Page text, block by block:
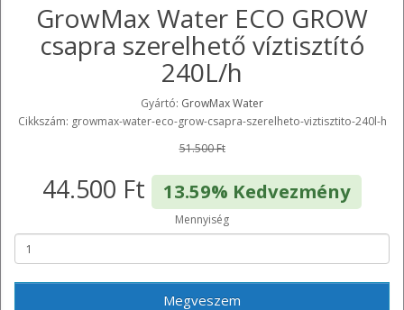
GrowMax Water ECO GROW
csapra szerelhető víztisztító
240L/h
Gyártó: GrowMax Water
Cikkszám: growmax-water-eco-grow-csapra-szerelheto-viztisztito-240l-h
51.500 Ft
44.500 Ft 13.59% Kedvezmény
Mennyiség
Megveszem